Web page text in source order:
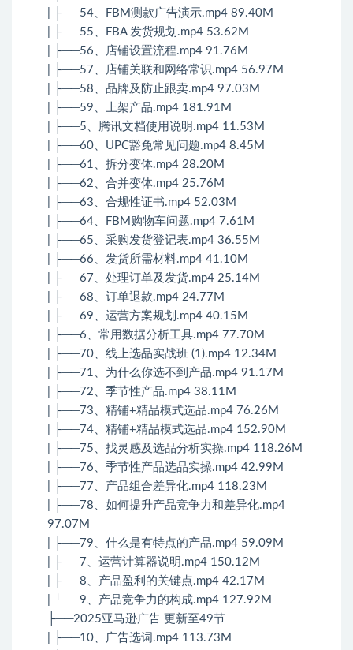
| ├──54、FBM测款广告演示.mp4 89.40M
| ├──55、FBA 发货规划.mp4 53.62M
| ├──56、店铺设置流程.mp4 91.76M
| ├──57、店铺关联和网络常识.mp4 56.97M
| ├──58、品牌及防止跟卖.mp4 97.03M
| ├──59、上架产品.mp4 181.91M
| ├──5、腾讯文档使用说明.mp4 11.53M
| ├──60、UPC豁免常见问题.mp4 8.45M
| ├──61、拆分变体.mp4 28.20M
| ├──62、合并变体.mp4 25.76M
| ├──63、合规性证书.mp4 52.03M
| ├──64、FBM购物车问题.mp4 7.61M
| ├──65、采购发货登记表.mp4 36.55M
| ├──66、发货所需材料.mp4 41.10M
| ├──67、处理订单及发货.mp4 25.14M
| ├──68、订单退款.mp4 24.77M
| ├──69、运营方案规划.mp4 40.15M
| ├──6、常用数据分析工具.mp4 77.70M
| ├──70、线上选品实战班 (1).mp4 12.34M
| ├──71、为什么你选不到产品.mp4 91.17M
| ├──72、季节性产品.mp4 38.11M
| ├──73、精铺+精品模式选品.mp4 76.26M
| ├──74、精铺+精品模式选品.mp4 152.90M
| ├──75、找灵感及选品分析实操.mp4 118.26M
| ├──76、季节性产品选品实操.mp4 42.99M
| ├──77、产品组合差异化.mp4 118.23M
| ├──78、如何提升产品竞争力和差异化.mp4
97.07M
| ├──79、什么是有特点的产品.mp4 59.09M
| ├──7、运营计算器说明.mp4 150.12M
| ├──8、产品盈利的关键点.mp4 42.17M
| └──9、产品竞争力的构成.mp4 127.92M
├──2025亚马逊广告 更新至49节
| ├──10、广告选词.mp4 113.73M